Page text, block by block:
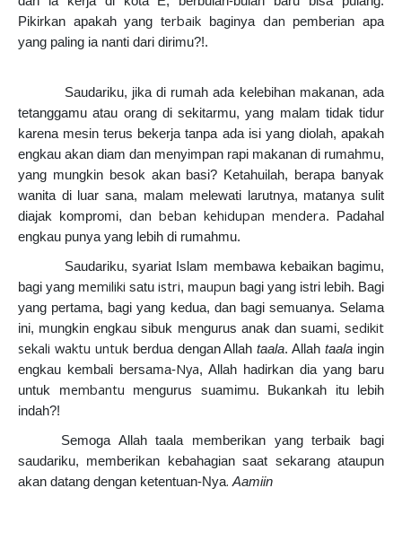
Pikirkan apakah yang terbaik baginya dan pemberian apa
yang paling ia nanti dari dirimu?!.
Saudariku, jika di rumah ada kelebihan makanan, ada
tetanggamu atau orang di sekitarmu, yang malam tidak tidur
karena mesin terus bekerja tanpa ada isi yang diolah, apakah
engkau akan diam dan menyimpan rapi makanan di rumahmu,
yang mungkin besok akan basi? Ketahuilah, berapa banyak
wanita di luar sana, malam melewati larutnya, matanya sulit
diajak kompromi, dan beban kehidupan mendera. Padahal
engkau punya yang lebih di rumahmu.
Saudariku, syariat Islam membawa kebaikan bagimu,
bagi yang memiliki satu istri, maupun bagi yang istri lebih. Bagi
yang pertama, bagi yang kedua, dan bagi semuanya. Selama
ini, mungkin engkau sibuk mengurus anak dan suami, sedikit
sekali waktu untukberdua dengan Allahtaala. Allahtaala ingin
engkau kembali bersama-Nya, Allah hadirkan dia yang baru
untuk membantu
mengurus suamimu. Bukankah itu lebih
indah?!
Semoga Allah taala memberikan yang terbaik bagi
saudariku, memberikan kebahagian saat sekarang ataupun
akan datang dengan ketentuan-Nya. Aamiin